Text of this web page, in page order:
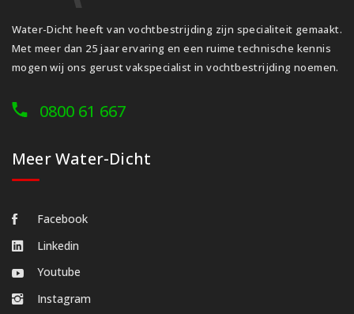
Water-Dicht heeft van vochtbestrijding zijn specialiteit gemaakt.
Met meer dan 25 jaar ervaring en een ruime technische kennis
mogen wij ons gerust vakspecialist in vochtbestrijding noemen.
0800 61 667
Meer Water-Dicht
Facebook
Linkedin
Youtube
Instagram